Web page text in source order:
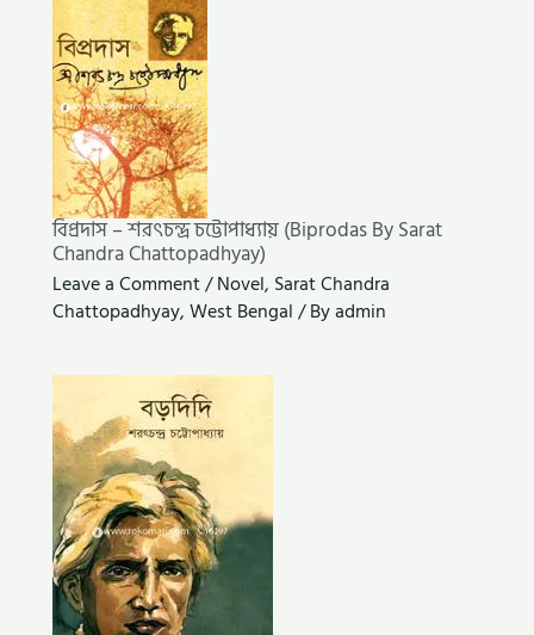
বিপ্রদাস – শরৎচন্দ্র চট্টোপাধ্যায় (Biprodas By Sarat
Chandra Chattopadhyay)
Leave a Comment/Novel, Sarat Chandra
Chattopadhyay,West Bengal/ Byadmin